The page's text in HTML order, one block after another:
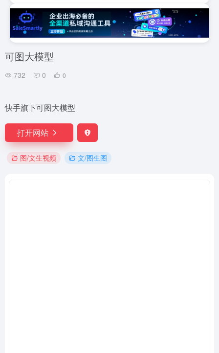
可图大模型
732 0 0
快手旗下可图大模型
打开网站
图/文生视频 文/图生图